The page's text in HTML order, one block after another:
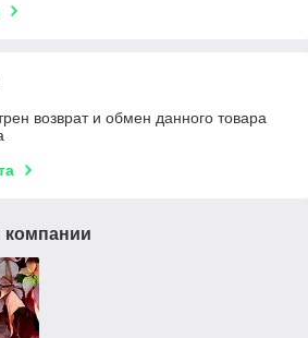
возврат и обмен данного товара